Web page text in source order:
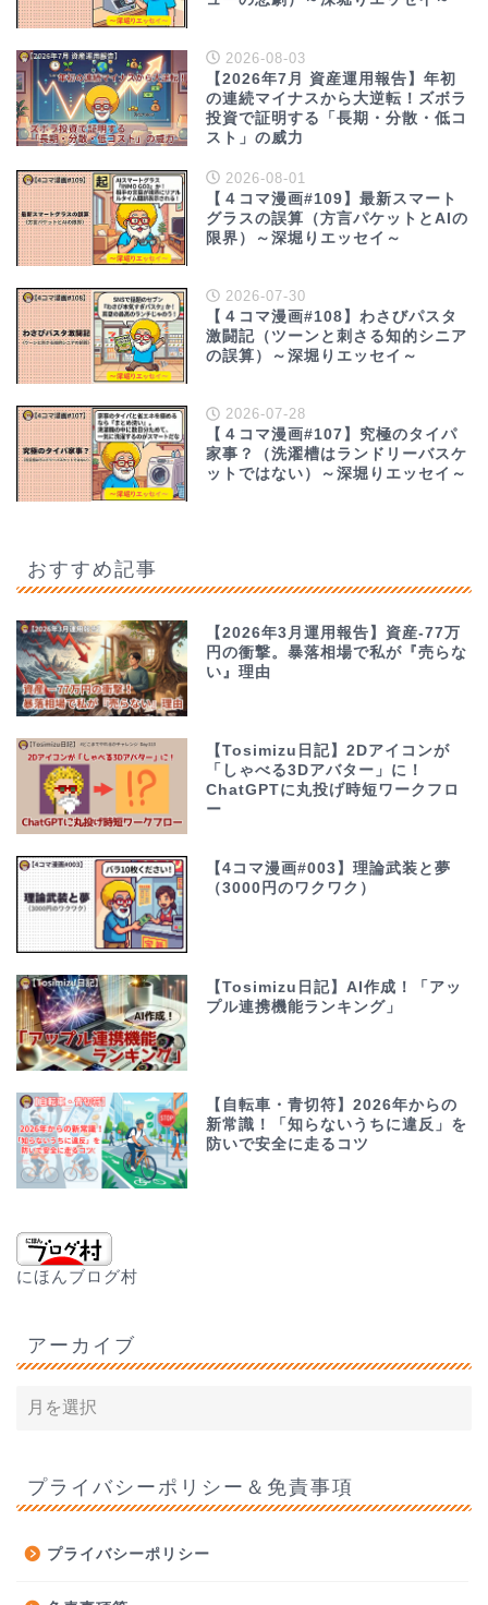
2026-08-03
【2026年7月 資産運用報告】年初
の連続マイナスから大逆転！ズボラ
投資で証明する「長期・分散・低コ
スト」の威力
2026-08-01
【４コマ漫画#109】最新スマート
グラスの誤算（方言パケットとAIの
限界）～深堀りエッセイ～
2026-07-30
【４コマ漫画#108】わさびパスタ
激闘記（ツーンと刺さる知的シニア
の誤算）～深堀りエッセイ～
2026-07-28
【４コマ漫画#107】究極のタイパ
家事？（洗濯槽はランドリーバスケ
ットではない）～深堀りエッセイ～
おすすめ記事
【2026年3月運用報告】資産-77万
円の衝撃。暴落相場で私が『売らな
い』理由
【Tosimizu日記】2Dアイコンが
「しゃべる3Dアバター」に！
ChatGPTに丸投げ時短ワークフロ
ー
【4コマ漫画#003】理論武装と夢
（3000円のワクワク）
【Tosimizu日記】AI作成！「アッ
プル連携機能ランキング」
【自転車・青切符】2026年からの
新常識！「知らないうちに違反」を
防いで安全に走るコツ
にほんブログ村
アーカイブ
プライバシーポリシー＆免責事項
プライバシーポリシー